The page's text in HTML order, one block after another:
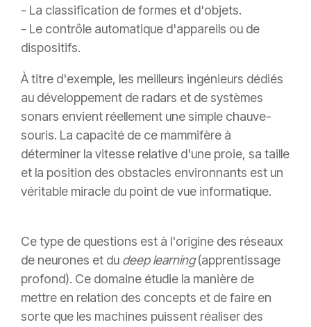
- La classification de formes et d'objets.
- Le contrôle automatique d'appareils ou de
dispositifs.
À titre d'exemple, les meilleurs ingénieurs dédiés
au développement de radars et de systèmes
sonars envient réellement une simple chauve-
souris. La capacité de ce mammifère à
déterminer la vitesse relative d'une proie, sa taille
et la position des obstacles environnants est un
véritable miracle du point de vue informatique.
Ce type de questions est à l'origine des réseaux
de neurones et du deep learning(apprentissage
profond). Ce domaine étudie la manière de
mettre en relation des concepts et de faire en
sorte que les machines puissent réaliser des